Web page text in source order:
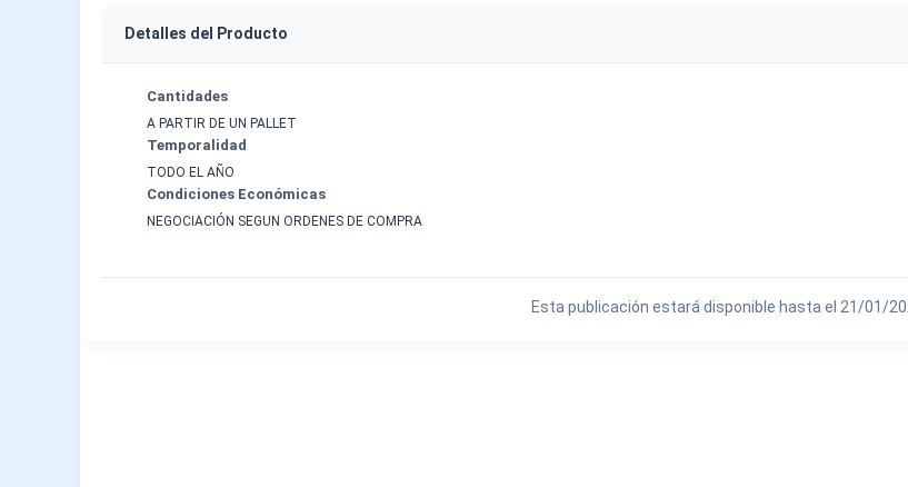
Detalles del Producto
Cantidades
A PARTIR DE UN PALLET
Temporalidad
TODO EL AÑO
Condiciones Económicas
NEGOCIACIÓN SEGUN ORDENES DE COMPRA
Esta publicación estará disponible hasta el 21/01/